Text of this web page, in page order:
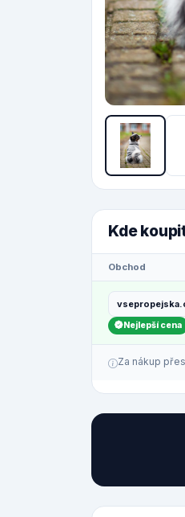
Kde
Obchod
Nejlepší cena
Za nákup